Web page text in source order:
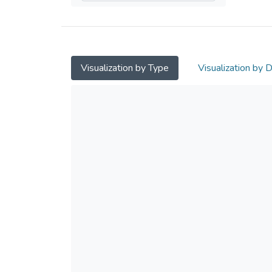
Visualization by Type Visualization by